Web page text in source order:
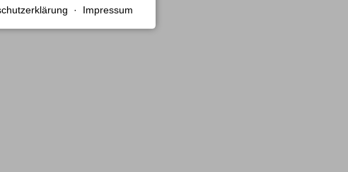
· Impressum